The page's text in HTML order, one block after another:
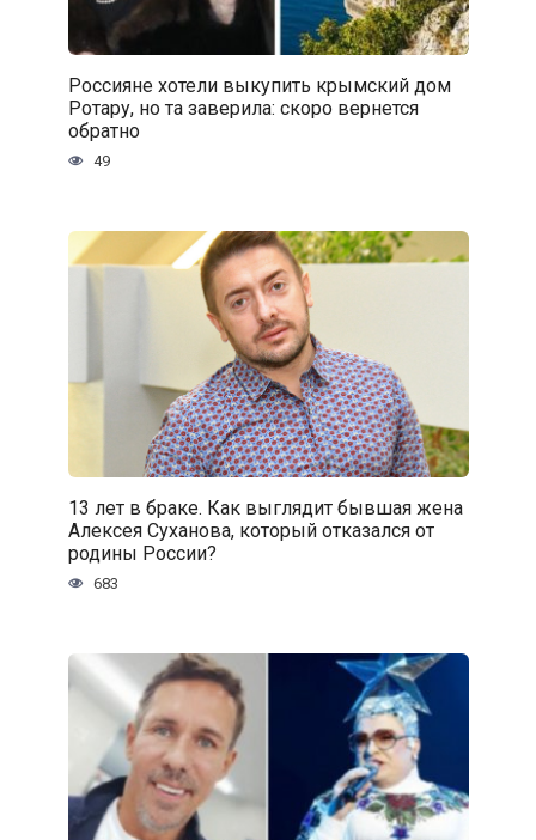
Россияне хотели выкупить крымский дом
Ротару, но та заверила: скоро вернется
обратно
49
13 лет в браке. Как выглядит бывшая жена
Алексея Суханова, который отказался от
родины России?
683